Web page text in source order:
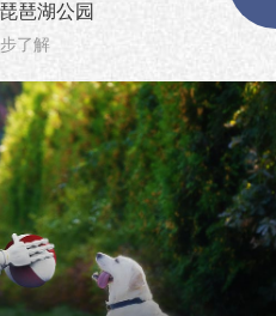
琶湖公园
了解